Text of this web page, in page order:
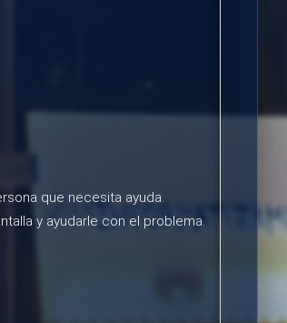
que necesita ayuda.
y ayudarle con el problema.